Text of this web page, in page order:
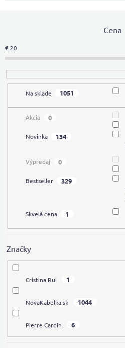
p
r
o
d
k
Cena
€ 20
Na sklade 1051
Akcia 0
Novinka 134
Výpredaj 0
Bestseller 329
Skvelá cena 1
Značky
Cristina Rui 1
NovaKabelka.sk 1044
Pierre Cardin 6